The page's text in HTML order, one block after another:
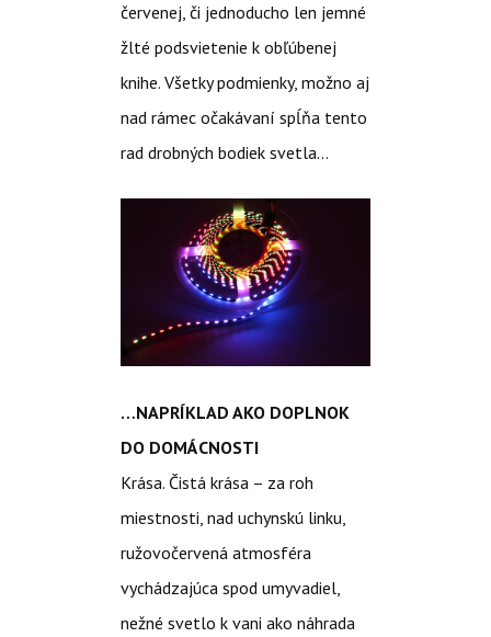
červenej, či jednoducho len jemné
žlté podsvietenie k obľúbenej
knihe. Všetky podmienky, možno aj
nad rámec očakávaní spĺňa tento
rad drobných bodiek svetla…
…NAPRÍKLAD AKO DOPLNOK
DO DOMÁCNOSTI
Krása. Čistá krása – za roh
miestnosti, nad uchynskú linku,
ružovočervená atmosféra
vychádzajúca spod umyvadiel,
nežné svetlo k vani ako náhrada